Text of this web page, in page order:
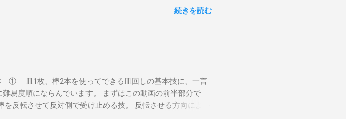
ないようにしましょう。 左手は手前に、右手は奥に動かす
です。手を離さないで確認してみてください。 手を放して
いを付けて左手を放し、手首をリラックスさせて右手のステ
き注意するのが、最初の勢いの強さです。 勢いをつけすぎ
『スティックの先端が半径数cmの円を描いて、その周りで
況です。 皿を振り回すのではなく、皿がその場所から動か
ィックを回してあげましょう。 また、安定して回すにはあ
続きを読む
① 皿1枚、棒2本を使ってできる皿回しの基本技に、一言
易度順にならんでいます。 まずはこの動画の前半部分で
反転させて反対側で受け止める技。 反転させる方向によっ